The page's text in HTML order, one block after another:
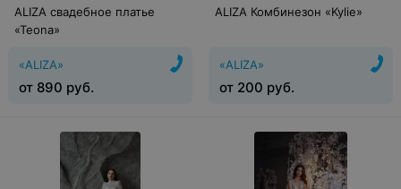
ALIZA свадебное платье
«Teona»
«ALIZA»
от 890 руб.
ALIZA Комбинезон «Kylie»
«ALIZA»
от 200 руб.